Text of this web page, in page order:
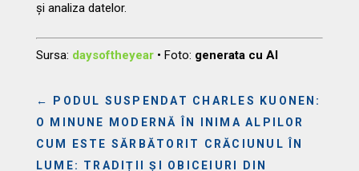
și analiza datelor.
Sursa: daysoftheyear• Foto: generata cu AI
←
PODUL SUSPENDAT CHARLES KUONEN:
O MINUNE MODERNĂ ÎN INIMA ALPILOR
CUM ESTE SĂRBĂTORIT CRĂCIUNUL ÎN
LUME: TRADIȚII ȘI OBICEIURI DIN